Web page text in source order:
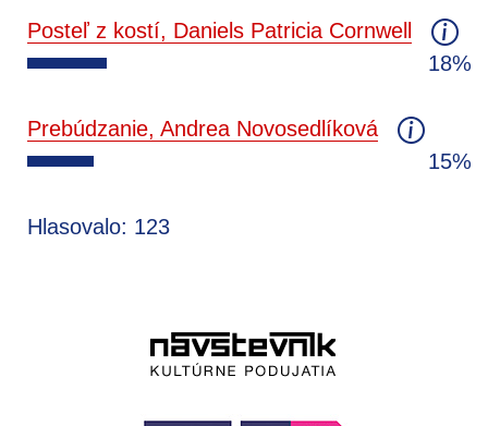
Posteľ z kostí, Daniels Patricia Cornwell
18%
Prebúdzanie, Andrea Novosedlíková
15%
Hlasovalo: 123